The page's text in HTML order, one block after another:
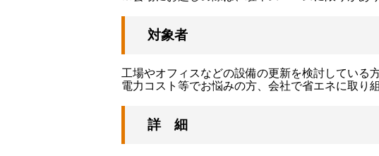
対象者
工場やオフィスなどの設備の更新を検討している方
電力コスト等でお悩みの方、会社で省エネに取り
詳 細